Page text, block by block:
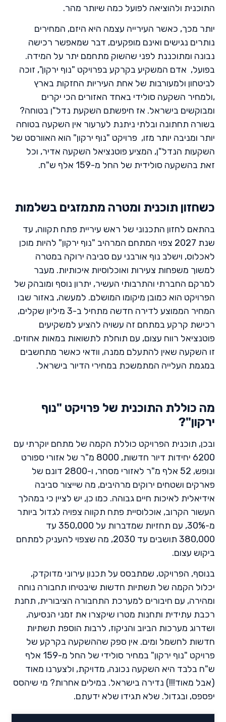
התוכנית ולהוציאה לפועל כמה שיותר מהר.
יותר מכך, כאשר העירייה עצמה היא היזם, המחירים
נותרים נגישים ואינם מופקעים, דבר שמאפשר רכישה
נבונה ומתוכננת לפני שהשוק מתחמם יתר על המידה.
בפועל, אדם המשקיע בקרקע בפרויקט "נוף ירקון", זוכה
לביטחון ולמעורבות של אחת העיריות החזקות בארץ
,ולמחיר השקעה סולידי באחד האזורים הכי יקרים
ומבוקשים בישראל. אז חיפשתם השקעת נדל"ן בטוחה?
בשורה תחתונה ובלתי ניתנת לערעור אין השקעה בטוחה
יותר ומניבה יותר מזו, פרויקט "נוף ירקון" הוא האוורסט של
השקעות הנדל"ן, המציע פוטנציאל השקעה אדיר, וכל
זאת בהשקעה סולידית של החל מ-159 אלף ש"ח.
כשחזון תוכנית ומטרה מתמזגים בשלמות
בהתאם לחזון התכנוני של ראש עיריית פתח תקווה, עד
שנת 2027 צפוי המתחם המרהיב "נוף ירקון" להיות מוכן
לאכלוס, וישלב נוף אורבני עם סביבה ירוקה במטרה
למשוך משפחות צעירות ואוכלוסיות איכותיות. מעבר
למרקם החברתי והתרבותי העשיר, יתרון נוסף ומובהק של
הפרויקט הוא כמובן מיקומו המושלם. למעשה, באזור שבו
המחיר הממוצע לדירה חדשה מתחיל ב-3 מיליון שקלים,
רכישת קרקע במתחם זה עשויה להציע למשקיעים
פוטנציאל רווח עצום, עם תוחלת לתשואות במאות אחוזים.
זו השקעה שאין להתעלם ממנה, וודאי כאשר מתחשבים
במגמת העלייה המתמשכת במחירי הדיור בישראל.
מה כוללת התוכנית של פרויקט "נוף
ירקון"?
ובכן, תוכנית הפרויקט כוללת הקמה של מתחם יוקרתי עם
6200 יחידות דיור חדשות, 8000 מ"ר של אזורי ספורט
ונופש, 52 אלף מ"ר לאזורי מסחר, ו-2800 דונם של
פארקים ושטחים ירוקים מרהיבים, מה שייצור סביבה
אידיאלית לאיכות חיים גבוהה. כמו כן, יש לציין כי במהלך
העשור הקרוב, אוכלוסיית פתח תקווה צפויה לגדול ביותר
מ-30%, עם תחזיות שמדברות על 350,000 עד
380,000 תושבים עד 2030, מה שצפוי להעניק למתחם
ביקוש עצום.
בנוסף, הפרויקט, שמתבסס על תכנון עירוני מדוקדק,
יכלול הקמה של תשתיות חדשות שיבטיחו תחבורה נוחה
ומהירה, עם חיבורים למערכת התחבורה הציבורית, תחנת
רכבת עתידית ותחנות מטרו שיקצרו את זמני הנסיעה,
ושדרוג מערכות הביוב והניקוז, לרבות הוספת תשתיות
חדשות לחשמל ומים. אין ספק שההשקעה בקרקע של
פרויקט "נוף ירקון" במחיר סולידי של החל מ-159 אלף
ש"ח בלבד היא השקעה נכונה, מדויקת, ולצערנו מאוד
(אבל מאוד!!!) נדירה בישראל. במילים אחרות? מי שיהסס
יפספס, ובגדול. שלא תגידו שלא ידעתם.